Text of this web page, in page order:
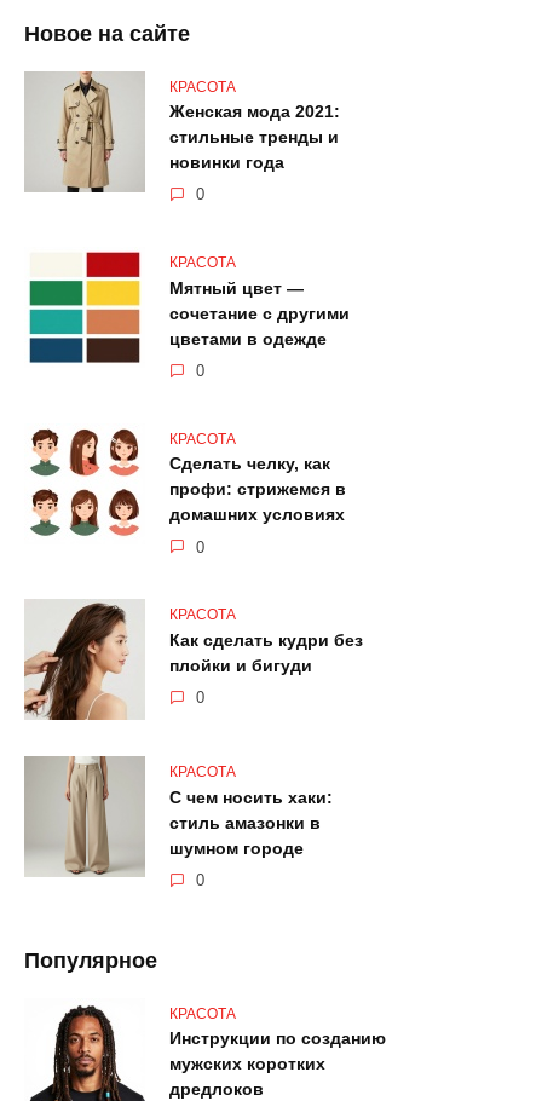
Новое на сайте
КРАСОТА
Женская мода 2021:
стильные тренды и
новинки года
0
КРАСОТА
Мятный цвет —
сочетание с другими
цветами в одежде
0
КРАСОТА
Сделать челку, как
профи: стрижемся в
домашних условиях
0
КРАСОТА
Как сделать кудри без
плойки и бигуди
0
КРАСОТА
С чем носить хаки:
стиль амазонки в
шумном городе
0
Популярное
КРАСОТА
Инструкции по созданию
мужских коротких
дредлоков